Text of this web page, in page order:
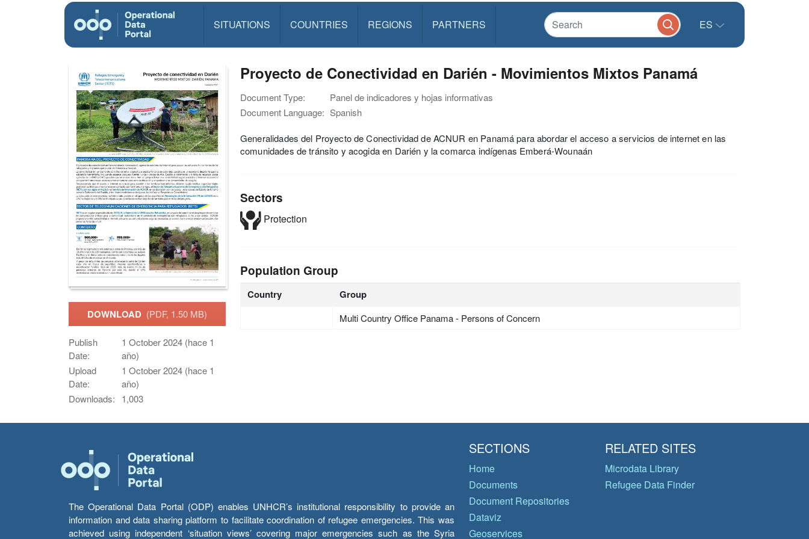
SITUATIONS COUNTRIES REGIONS PARTNERS ES
DOWNLOAD (PDF, 1.50 MB)
Publish
Date:
1 October 2024 (hace 1
año)
Upload
Date:
1 October 2024 (hace 1
año)
Downloads:
1,003
Proyecto de Conectividad en Darién - Movimientos Mixtos Panamá
Document Type:
Panel de indicadores y hojas informativas
Document Language: Spanish
Generalidades del Proyecto de Conectividad de ACNUR en Panamá para abordar el acceso a servicios de internet en las
comunidades de tránsito y acogida en Darién y la comarca indígenas Emberá-Wounaán
Sectors
Protection
Population Group
Country Group
Multi Country Office Panama - Persons of Concern
The Operational Data Portal (ODP) enables UNHCR’s institutional responsibility to provide an
information and data sharing platform to facilitate coordination of refugee emergencies. This was
achieved using independent ‘situation views’ covering major emergencies such as the Syria
SECTIONS
Home
Documents
Document Repositories
Dataviz
Geoservices
RELATED SITES
Microdata Library
Refugee Data Finder